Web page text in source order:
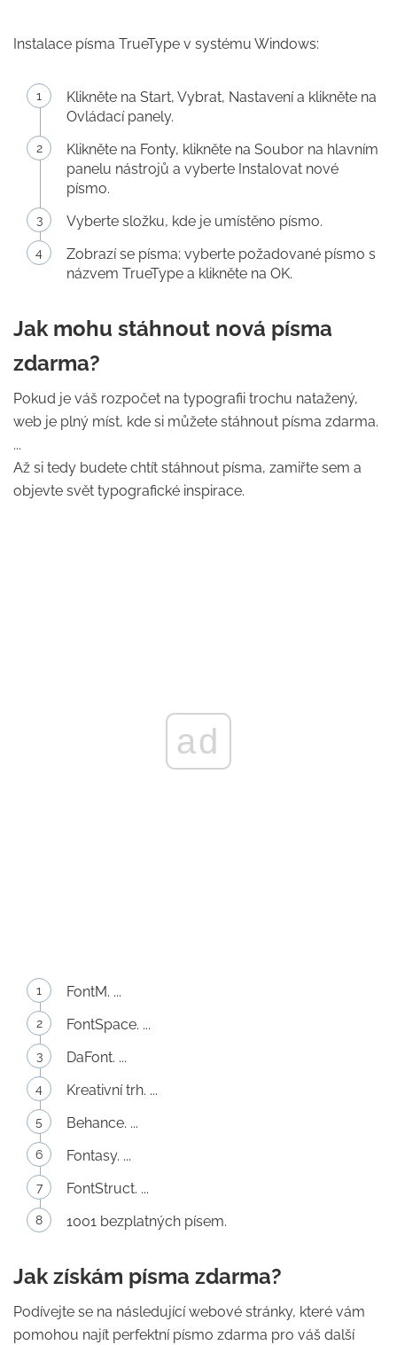
Instalace písma TrueType v systému Windows:
Klikněte na Start, Vybrat, Nastavení a klikněte na
Ovládací panely.
Klikněte na Fonty, klikněte na Soubor na hlavním
panelu nástrojů a vyberte Instalovat nové
písmo.
Vyberte složku, kde je umístěno písmo.
Zobrazí se písma; vyberte požadované písmo s
názvem TrueType a klikněte na OK.
Jak mohu stáhnout nová písma
zdarma?
Pokud je váš rozpočet na typografii trochu natažený,
web je plný míst, kde si můžete stáhnout písma zdarma.
...
Až si tedy budete chtít stáhnout písma, zamiřte sem a
objevte svět typografické inspirace.
ad
FontM. ...
FontSpace. ...
DaFont. ...
Kreativní trh. ...
Behance. ...
Fontasy. ...
FontStruct. ...
1001 bezplatných písem.
Jak získám písma zdarma?
Podívejte se na následující webové stránky, které vám
pomohou najít perfektní písmo zdarma pro váš další